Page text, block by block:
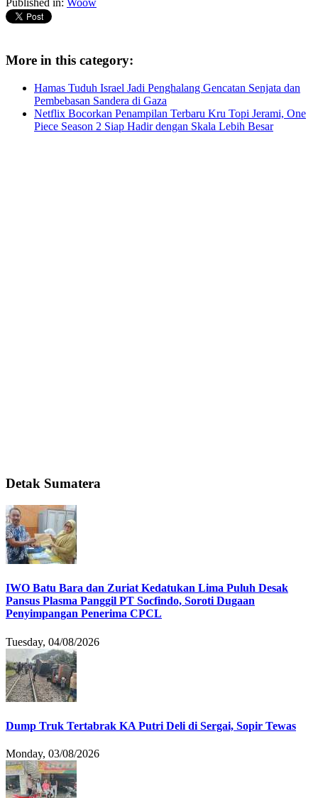
Published in: Woow
More in this category:
Hamas Tuduh Israel Jadi Penghalang Gencatan Senjata dan
Pembebasan Sandera di Gaza
Netflix Bocorkan Penampilan Terbaru Kru Topi Jerami, One
Piece Season 2 Siap Hadir dengan Skala Lebih Besar
Detak Sumatera
IWO Batu Bara dan Zuriat Kedatukan Lima Puluh Desak
Pansus Plasma Panggil PT Socfindo, Soroti Dugaan
Penyimpangan Penerima CPCL
Tuesday, 04/08/2026
Dump Truk Tertabrak KA Putri Deli di Sergai, Sopir Tewas
Monday, 03/08/2026